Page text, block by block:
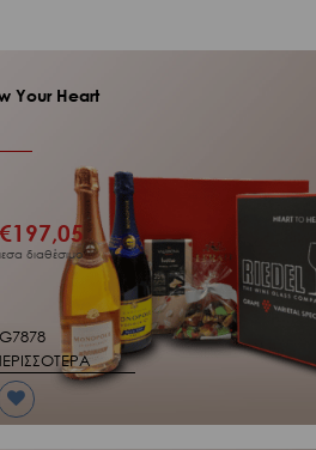
Your Heart
€197,05
διαθέσιμο